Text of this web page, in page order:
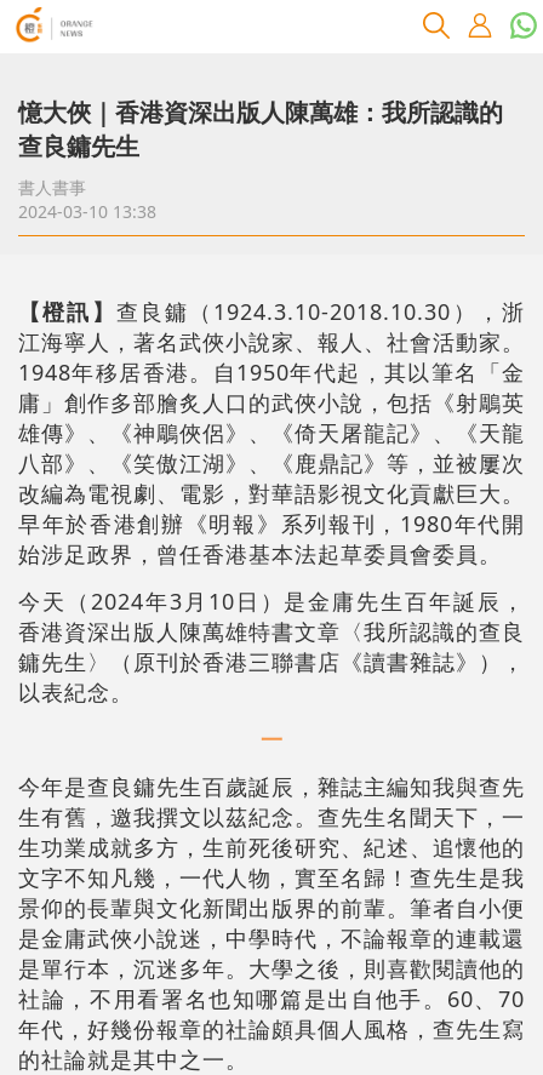
憶大俠｜香港資深出版人陳萬雄：我所認識的
查良鏞先生
書人書事
2024-03-10 13:38
【橙訊】 查良鏞（1924.3.10-2018.10.30），浙
江海寧人，著名武俠小說家、報人、社會活動家。
1948年移居香港。自1950年代起，其以筆名「金
庸」創作多部膾炙人口的武俠小說，包括《射鵰英
雄傳》、《神鵰俠侶》、《倚天屠龍記》、《天龍
八部》、《笑傲江湖》、《鹿鼎記》等，並被屢次
改編為電視劇、電影，對華語影視文化貢獻巨大。
早年於香港創辦《明報》系列報刊，1980年代開
始涉足政界，曾任香港基本法起草委員會委員。
今天（2024年3月10日）是金庸先生百年誕辰，
香港資深出版人陳萬雄特書文章〈我所認識的查良
鏞先生〉（原刊於香港三聯書店《讀書雜誌》），
以表紀念。
一
今年是查良鏞先生百歲誕辰，雜誌主編知我與查先
生有舊，邀我撰文以茲紀念。查先生名聞天下，一
生功業成就多方，生前死後研究、紀述、追懷他的
文字不知凡幾，一代人物，實至名歸！查先生是我
景仰的長輩與文化新聞出版界的前輩。筆者自小便
是金庸武俠小說迷，中學時代，不論報章的連載還
是單行本，沉迷多年。大學之後，則喜歡閱讀他的
社論，不用看署名也知哪篇是出自他手。60、70
年代，好幾份報章的社論頗具個人風格，查先生寫
的社論就是其中之一。